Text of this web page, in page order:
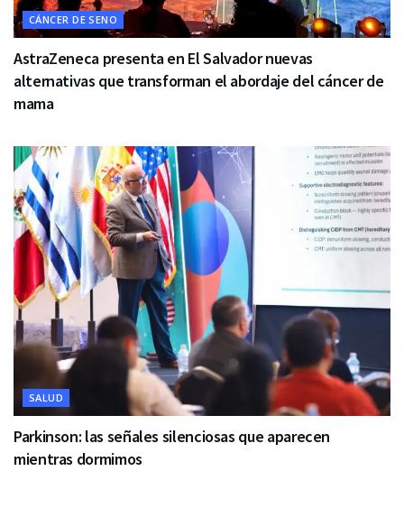
CÁNCER DE SENO
AstraZeneca presenta en El Salvador nuevas
alternativas que transforman el abordaje del cáncer de
mama
SALUD
Parkinson: las señales silenciosas que aparecen
mientras dormimos